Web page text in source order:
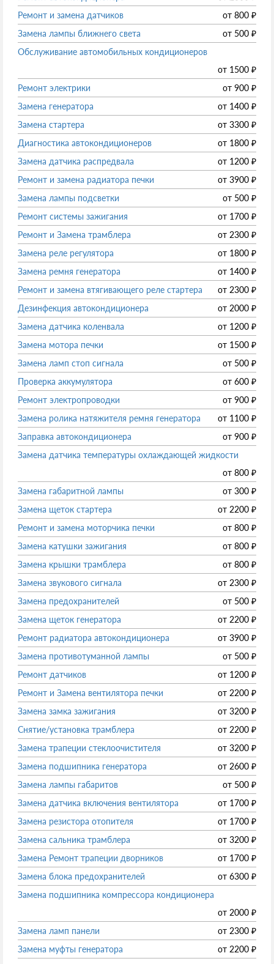
Ремонт и замена датчиков
от 800 ₽
Замена лампы ближнего света
от 500 ₽
Обслуживание автомобильных кондиционеров
от 1500 ₽
Ремонт электрики
от 900 ₽
Замена генератора
от 1400 ₽
Замена стартера
от 3300 ₽
Диагностика автокондиционеров
от 1800 ₽
Замена датчика распредвала
от 1200 ₽
Ремонт и замена радиатора печки
от 3900 ₽
Замена лампы подсветки
от 500 ₽
Ремонт системы зажигания
от 1700 ₽
Ремонт и Замена трамблера
от 2300 ₽
Замена реле регулятора
от 1800 ₽
Замена ремня генератора
от 1400 ₽
Ремонт и замена втягивающего реле стартера
от 2300 ₽
Дезинфекция автокондиционера
от 2000 ₽
Замена датчика коленвала
от 1200 ₽
Замена мотора печки
от 1500 ₽
Замена ламп стоп сигнала
от 500 ₽
Проверка аккумулятора
от 600 ₽
Ремонт электропроводки
от 900 ₽
Замена ролика натяжителя ремня генератора
от 1100 ₽
Заправка автокондиционера
от 900 ₽
Замена датчика температуры охлаждающей жидкости
от 800 ₽
Замена габаритной лампы
от 300 ₽
Замена щеток стартера
от 2200 ₽
Ремонт и замена моторчика печки
от 800 ₽
Замена катушки зажигания
от 800 ₽
Замена крышки трамблера
от 800 ₽
Замена звукового сигнала
от 2300 ₽
Замена предохранителей
от 500 ₽
Замена щеток генератора
от 2200 ₽
Ремонт радиатора автокондиционера
от 3900 ₽
Замена противотуманной лампы
от 500 ₽
Ремонт датчиков
от 1200 ₽
Ремонт и Замена вентилятора печки
от 2200 ₽
Замена замка зажигания
от 3200 ₽
Снятие/установка трамблера
от 2200 ₽
Замена трапеции стеклоочистителя
от 3200 ₽
Замена подшипника генератора
от 2600 ₽
Замена лампы габаритов
от 500 ₽
Замена датчика включения вентилятора
от 1700 ₽
Замена резистора отопителя
от 1700 ₽
Замена сальника трамблера
от 3200 ₽
Замена Ремонт трапеции дворников
от 1700 ₽
Замена блока предохранителей
от 6300 ₽
Замена подшипника компрессора кондиционера
от 2000 ₽
Замена ламп панели
от 2300 ₽
Замена муфты генератора
от 2200 ₽